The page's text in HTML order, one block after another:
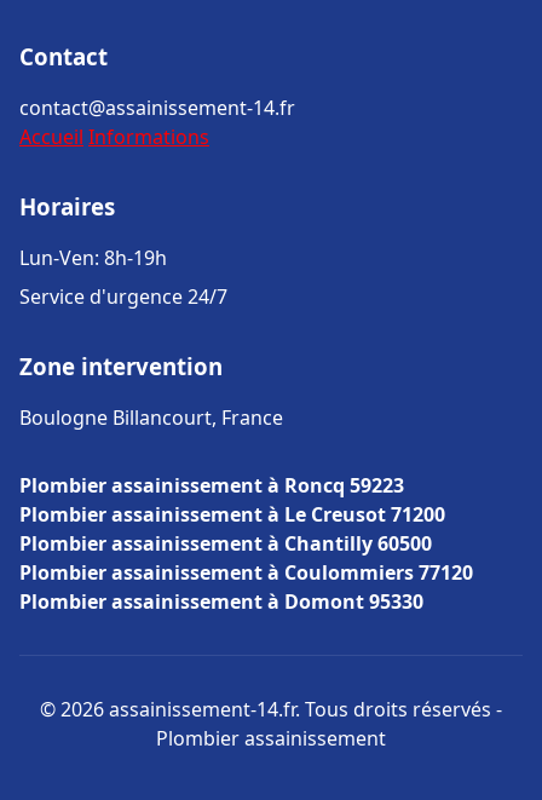
Contact
contact@assainissement-14.fr
Accueil Informations
Horaires
Lun-Ven: 8h-19h
Service d'urgence 24/7
Zone intervention
Boulogne Billancourt, France
Plombier assainissement à Roncq 59223
Plombier assainissement à Le Creusot 71200
Plombier assainissement à Chantilly 60500
Plombier assainissement à Coulommiers 77120
Plombier assainissement à Domont 95330
© 2026 assainissement-14.fr. Tous droits réservés -
Plombier assainissement